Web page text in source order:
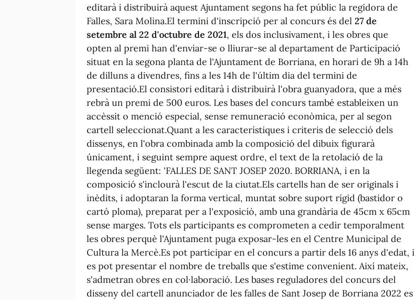
editarà i distribuirà aquest Ajuntament segons ha fet públic la regidora de
Falles, Sara Molina.El termini d'inscripció per al concurs és del 27 de
setembre al 22 d'octubre de 2021, els dos inclusivament, i les obres que
opten al premi han d'enviar-se o lliurar-se al departament de Participació
situat en la segona planta de l'Ajuntament de Borriana, en horari de 9h a 14h
de dilluns a divendres, fins a les 14h de l'últim dia del termini de
presentació.El consistori editarà i distribuirà l'obra guanyadora, que a més
rebrà un premi de 500 euros. Les bases del concurs també estableixen un
accèssit o menció especial, sense remuneració econòmica, per al segon
cartell seleccionat.Quant a les característiques i criteris de selecció dels
dissenys, en l'obra combinada amb la composició del dibuix figurarà
únicament, i seguint sempre aquest ordre, el text de la retolació de la
llegenda següent: 'FALLES DE SANT JOSEP 2020. BORRIANA, i en la
composició s'inclourà l'escut de la ciutat.Els cartells han de ser originals i
inèdits, i adoptaran la forma vertical, muntat sobre suport rígid (bastidor o
cartó ploma), preparat per a l'exposició, amb una grandària de 45cm x 65cm
sense marges. Tots els participants es comprometen a cedir temporalment
les obres perquè l'Ajuntament puga exposar-les en el Centre Municipal de
Cultura la Mercè.Es pot participar en el concurs a partir dels 16 anys d'edat, i
es pot presentar el nombre de treballs que s'estime convenient. Així mateix,
s'admetran obres en col·laboració. Les bases reguladores del concurs del
disseny del cartell anunciador de les falles de Sant Josep de Borriana 2022 es